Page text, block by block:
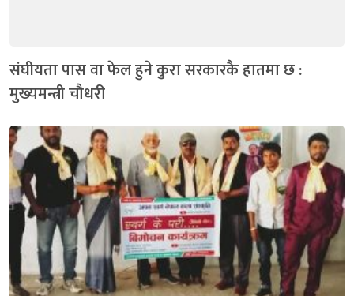
संघीयता पास वा फेल हुने कुरा सरकारकै हातमा छ :
मुख्यमन्त्री चौधरी